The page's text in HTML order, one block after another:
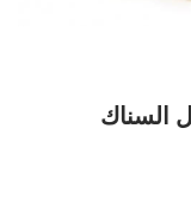
السناك